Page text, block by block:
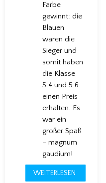
Farbe
gewinnt: die
Blauen
waren die
Sieger und
somit haben
die Klasse
5.4 und 5.6
einen Preis
erhalten. Es
war ein
großer Spaß
– magnum
gaudium!
WEITERLESEN